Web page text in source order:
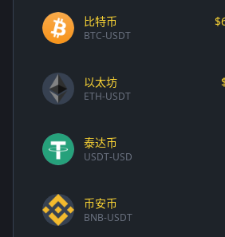
比特币
BTC-USDT
以太坊
ETH-USDT
泰达币
USDT-USD
币安币
BNB-USDT